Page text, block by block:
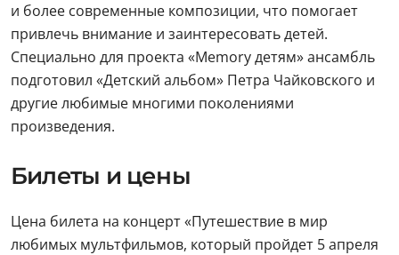
и более современные композиции, что помогает
привлечь внимание и заинтересовать детей.
Специально для проекта «Memory детям» ансамбль
подготовил «Детский альбом» Петра Чайковского и
другие любимые многими поколениями
произведения.
Билеты и цены
Цена билета на концерт «Путешествие в мир
любимых мультфильмов, который пройдет 5 апреля